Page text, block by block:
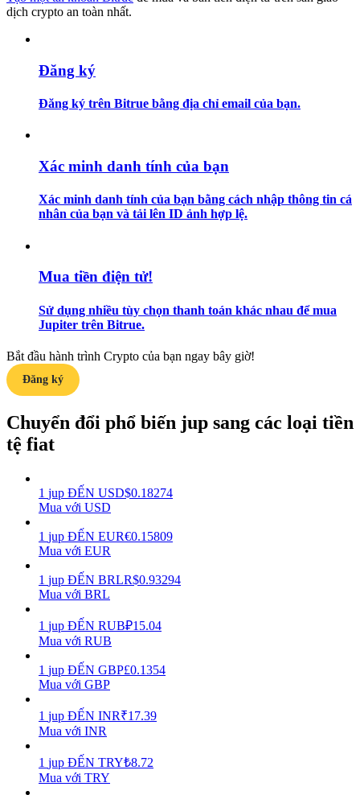
Hướng dẫn
Học cách duy trì lợi nhuận
Power Piggy
Làm cho tài sản của bạn tăng giá trị đều đặn
dịch crypto an toàn nhất.
Đăng ký
Đăng ký trên Bitrue bằng địa chỉ email của bạn.
Xác minh danh tính của bạn
Xác minh danh tính của bạn bằng cách nhập thông tin cá
nhân của bạn và tải lên ID ảnh hợp lệ.
Mua tiền điện tử!
Sử dụng nhiều tùy chọn thanh toán khác nhau để mua
Jupiter trên Bitrue.
Bắt đầu hành trình Crypto của bạn ngay bây giờ!
Đăng ký
Chuyển đổi phổ biến jup sang các loại tiền
tệ fiat
1 jup ĐẾN USD$0.18274
Mua với USD
1 jup ĐẾN EUR€0.15809
Mua với EUR
1 jup ĐẾN BRLR$0.93294
Mua với BRL
1 jup ĐẾN RUB₽15.04
Mua với RUB
1 jup ĐẾN GBP£0.1354
Mua với GBP
1 jup ĐẾN INR₹17.39
Mua với INR
1 jup ĐẾN TRY₺8.72
Mua với TRY